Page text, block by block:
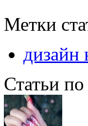
Метки
дизайн
Статьи